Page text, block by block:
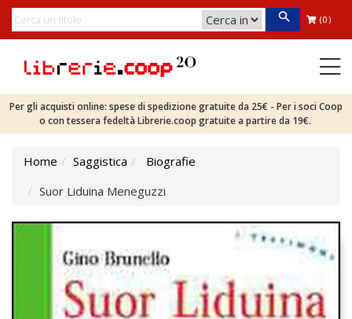
(0)
Per gli acquisti online: spese di spedizione gratuite da 25€ - Per i soci Coop
o con tessera fedeltà Librerie.coop gratuite a partire da 19€.
Home Saggistica
Biografie
Suor Liduina Meneguzzi